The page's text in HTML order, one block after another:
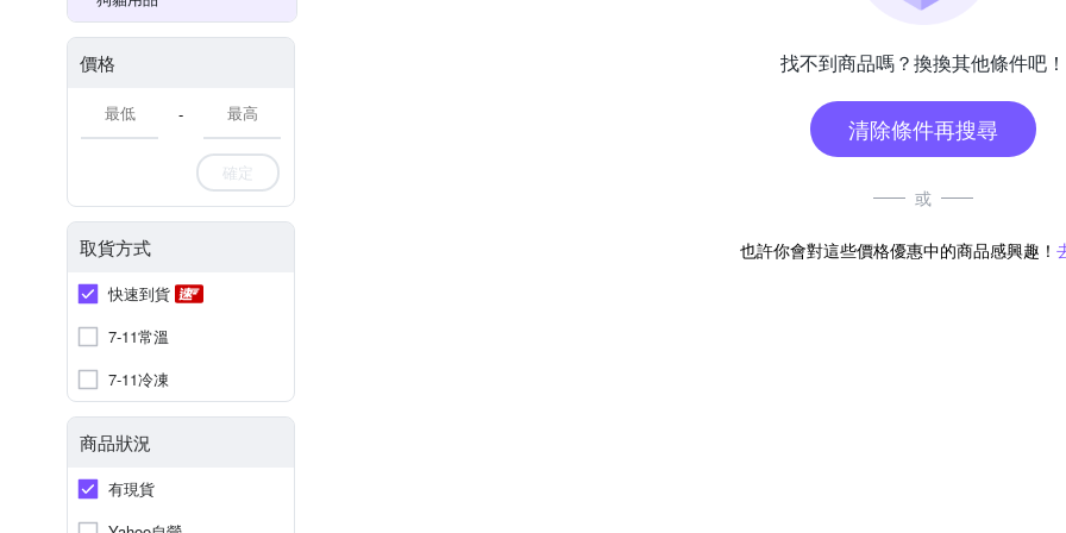
價格
-
確定
取貨方式
快速到貨
7-11常溫
7-11冷凍
商品狀況
有現貨
找不到商品嗎？換換其他條件吧！
清除條件再搜尋
或
也許你會對這些價格優惠中的商品感興趣！